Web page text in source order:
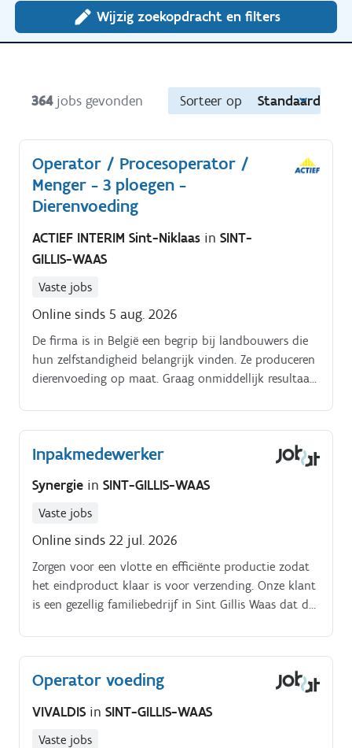
Wijzig zoekopdracht en filters
364 jobs gevonden Sorteer op Standaard
Operator / Procesoperator /
Menger - 3 ploegen -
Dierenvoeding
ACTIEF INTERIM Sint-Niklaas in SINT-
GILLIS-WAAS
Vaste jobs
Online sinds 5 aug. 2026
De firma is in België een begrip bij landbouwers die
hun zelfstandigheid belangrijk vinden. Ze produceren
dierenvoeding op maat. Graag onmiddellijk resultaat
Inpakmedewerker
Synergie in SINT-GILLIS-WAAS
Vaste jobs
Online sinds 22 jul. 2026
Zorgen voor een vlotte en efficiënte productie zodat
het eindproduct klaar is voor verzending. Onze klant
is een gezellig familiebedrijf in Sint Gillis Waas dat de
Operator voeding
VIVALDIS in SINT-GILLIS-WAAS
Vaste jobs